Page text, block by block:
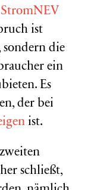
StromNEV
ist
die
ein
Es
der bei
ist.
schließt,